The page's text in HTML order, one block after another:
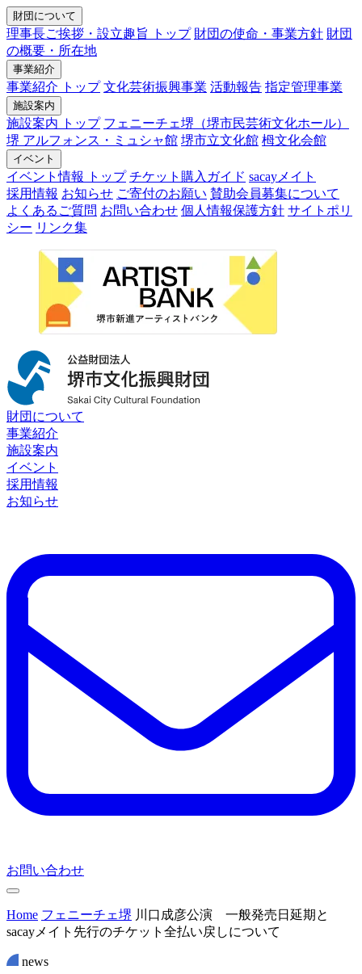
財団について
理事長ご挨拶・設立趣旨 トップ 財団の使命・事業方針 財団
の概要・所在地
事業紹介
事業紹介 トップ 文化芸術振興事業 活動報告 指定管理事業
施設案内
施設案内 トップ フェニーチェ堺（堺市民芸術文化ホール）
堺 アルフォンス・ミュシャ館 堺市立文化館 栂文化会館
イベント
イベント情報 トップ チケット購入ガイド sacayメイト
採用情報 お知らせ ご寄付のお願い 賛助会員募集について
よくあるご質問 お問い合わせ 個人情報保護方針 サイトポリ
シー リンク集
財団について
事業紹介
施設案内
イベント
採用情報
お知らせ
お問い合わせ
Home フェニーチェ堺 川口成彦公演 一般発売日延期と
sacayメイト先行のチケット全払い戻しについて
news